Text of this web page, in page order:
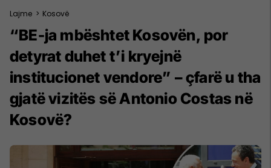
Lajme > Kosovë
“BE-ja mbështet Kosovën, por
detyrat duhet t’i kryejnë
institucionet vendore” – çfarë u tha
gjatë vizitës së Antonio Costas në
Kosovë?